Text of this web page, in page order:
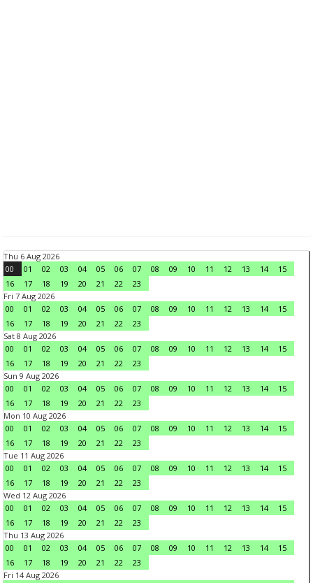
Thu 6 Aug 2026
00
01 02 03 04 05 06 07 08 09 10 11 12 13 14
15
16
17 18 19 20 21 22
23
Fri 7 Aug 2026
00
01 02 03 04 05 06 07 08 09 10 11 12 13 14
15
16
17 18 19 20 21 22
23
Sat 8 Aug 2026
00
01 02 03 04 05 06 07 08 09 10 11 12 13 14
15
16
17 18 19 20 21 22
23
Sun 9 Aug 2026
00
01 02 03 04 05 06 07 08 09 10 11 12 13 14
15
16
17 18 19 20 21 22
23
Mon 10 Aug 2026
00
01 02 03 04 05 06 07 08 09 10 11 12 13 14
15
16
17 18 19 20 21 22
23
Tue 11 Aug 2026
00
01 02 03 04 05 06 07 08 09 10 11 12 13 14
15
16
17 18 19 20 21 22
23
Wed 12 Aug 2026
00
01 02 03 04 05 06 07 08 09 10 11 12 13 14
15
16
17 18 19 20 21 22
23
Thu 13 Aug 2026
00
01 02 03 04 05 06 07 08 09 10 11 12 13 14
15
16
17 18 19 20 21 22
23
Fri 14 Aug 2026